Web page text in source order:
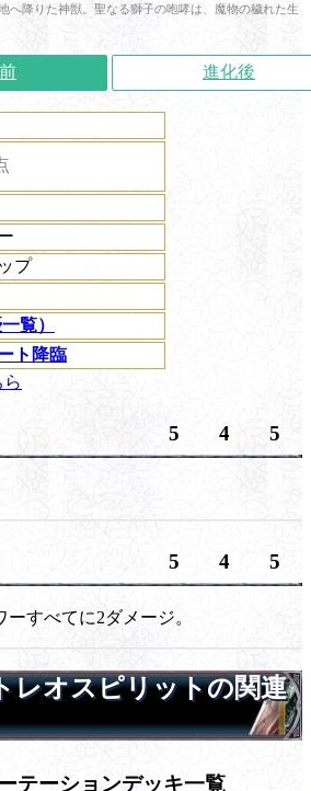
へ降りた神獣。聖なる獅子の咆哮は、魔物の穢れた生
進化後
プ
覧）
ト降臨
5 4 5
5 4 5
すべてに2ダメージ。
レオスピリットの関連
テーションデッキ一覧